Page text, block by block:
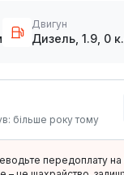
Двигун
Дизель, 1.9, 0
більше року тому
передоплату